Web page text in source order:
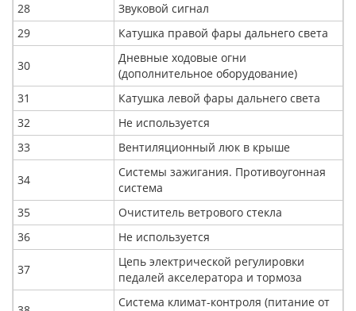
28
Звуковой сигнал
29
Катушка правой фары дальнего света
30
Дневные ходовые огни
(дополнительное оборудование)
31
Катушка левой фары дальнего света
32
Не используется
33
Вентиляционный люк в крыше
34
Системы зажигания. Противоугонная
система
35
Очиститель ветрового стекла
36
Не используется
37
Цепь электрической регулировки
педалей акселератора и тормоза
Система климат-контроля (питание от